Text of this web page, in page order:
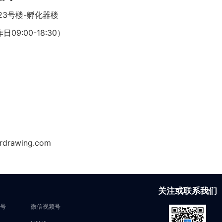
号楼-孵化器楼
09:00-18:30）
微信视频号
关注或联系我们